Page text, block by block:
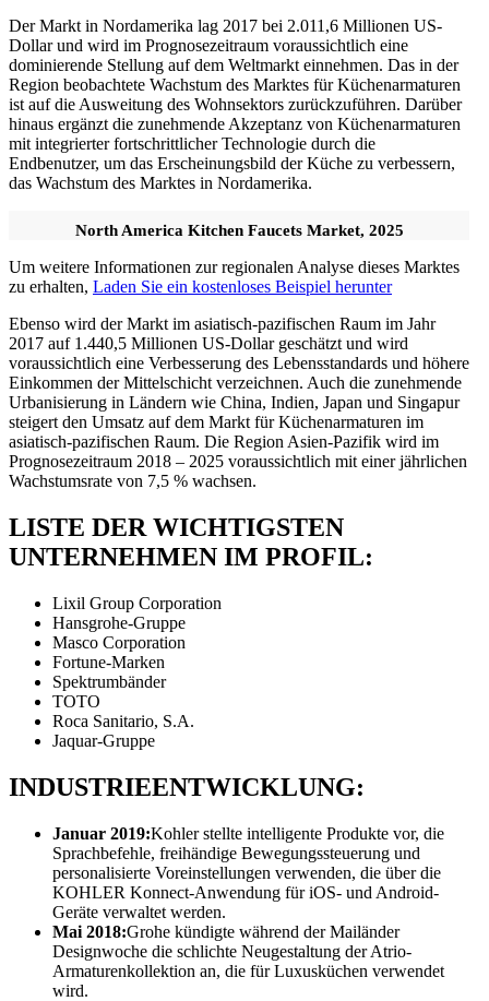
Der Markt in Nordamerika lag 2017 bei 2.011,6 Millionen US-
Dollar und wird im Prognosezeitraum voraussichtlich eine
dominierende Stellung auf dem Weltmarkt einnehmen. Das in der
Region beobachtete Wachstum des Marktes für Küchenarmaturen
ist auf die Ausweitung des Wohnsektors zurückzuführen. Darüber
hinaus ergänzt die zunehmende Akzeptanz von Küchenarmaturen
mit integrierter fortschrittlicher Technologie durch die
Endbenutzer, um das Erscheinungsbild der Küche zu verbessern,
das Wachstum des Marktes in Nordamerika.
North America Kitchen Faucets Market, 2025
Um weitere Informationen zur regionalen Analyse dieses Marktes
zu erhalten, Laden Sie ein kostenloses Beispiel herunter
Ebenso wird der Markt im asiatisch-pazifischen Raum im Jahr
2017 auf 1.440,5 Millionen US-Dollar geschätzt und wird
voraussichtlich eine Verbesserung des Lebensstandards und höhere
Einkommen der Mittelschicht verzeichnen. Auch die zunehmende
Urbanisierung in Ländern wie China, Indien, Japan und Singapur
steigert den Umsatz auf dem Markt für Küchenarmaturen im
asiatisch-pazifischen Raum. Die Region Asien-Pazifik wird im
Prognosezeitraum 2018 – 2025 voraussichtlich mit einer jährlichen
Wachstumsrate von 7,5 % wachsen.
LISTE DER WICHTIGSTEN
UNTERNEHMEN IM PROFIL:
Lixil Group Corporation
Hansgrohe-Gruppe
Masco Corporation
Fortune-Marken
Spektrumbänder
TOTO
Roca Sanitario, S.A.
Jaquar-Gruppe
INDUSTRIEENTWICKLUNG:
Januar 2019:Kohler stellte intelligente Produkte vor, die
Sprachbefehle, freihändige Bewegungssteuerung und
personalisierte Voreinstellungen verwenden, die über die
KOHLER Konnect-Anwendung für iOS- und Android-
Geräte verwaltet werden.
Mai 2018:Grohe kündigte während der Mailänder
Designwoche die schlichte Neugestaltung der Atrio-
Armaturenkollektion an, die für Luxusküchen verwendet
wird.